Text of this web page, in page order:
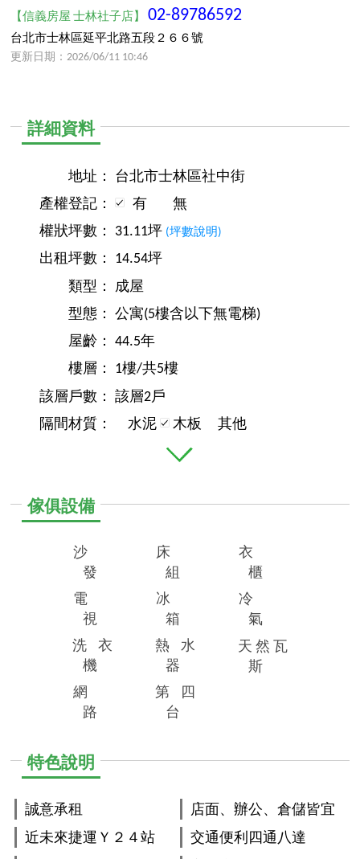
【信義房屋 士林社子店】02-89786592
台北市士林區延平北路五段２６６號
更新日期：2026/06/11 10:46
詳細資料
地址：
台北市士林區社中街
產權登記：
有
無
權狀坪數：
31.11坪 (坪數說明)
出租坪數：
14.54坪
類型：
成屋
型態：
公寓(5樓含以下無電梯)
屋齡：
44.5年
樓層：
1樓/共5樓
該層戶數：
該層2戶
隔間材質：
水泥 木板 其他
傢俱設備
沙
發
電
視
洗
衣
機
網
路
床
組
冰
箱
熱
水
器
第
四
台
衣
櫃
冷
氣
天 然 瓦
斯
特色說明
誠意承租
近未來捷運Ｙ２４站
店面、辦公、倉儲皆宜
交通便利四通八達